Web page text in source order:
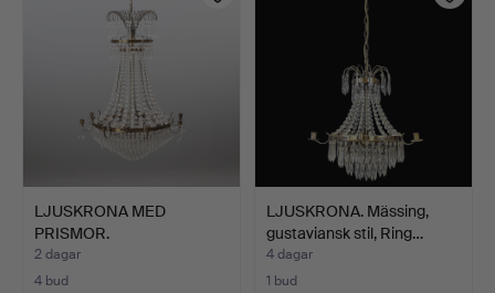
LJUSKRONA MED
PRISMOR.
Mässingsstomme med …
2 dagar
4 bud
LJUSKRONA. Mässing,
gustaviansk stil, Ring…
4 dagar
1 bud